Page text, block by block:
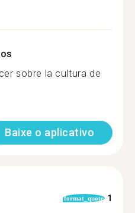
sobre la cultura de
Baixe o aplicativo
format_quote 1